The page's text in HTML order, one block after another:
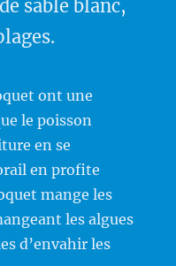
sable blanc,
ont une
le poisson
en se
en profite
mange les
les algues
d’envahir les